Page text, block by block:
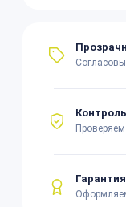
Проверяем